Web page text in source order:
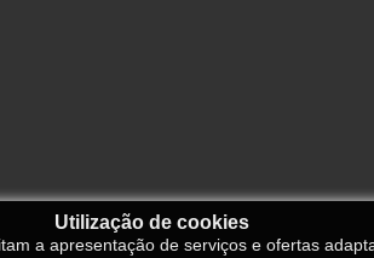
Utilização de cookies
a apresentação de serviços e ofertas